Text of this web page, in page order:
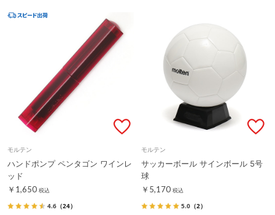
モルテン
ハンドポンプ ペンタゴン ワインレ
ッド
￥1,650 税込
4.6 （24）
モルテン
サッカーボール サインボール 5号
球
￥5,170 税込
5.0 （2）